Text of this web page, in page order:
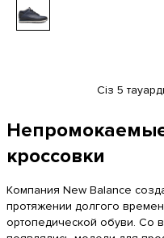
Сіз 5
кроссовки
Компания New Balance
протяжении долгого
ортопедической обуви. Со